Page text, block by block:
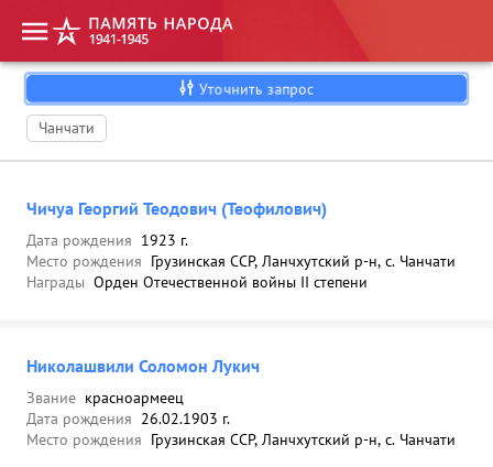
Уточнить запрос
Чанчати
Чичуа Георгий Теодович (Теофилович)
Дата рождения 1923 г.
Место рождения Грузинская ССР, Ланчхутский р-н, с. Чанчати
Награды Орден Отечественной войны II степени
Николашвили Соломон Лукич
Звание красноармеец
Дата рождения 26.02.1903 г.
Место рождения Грузинская ССР, Ланчхутский р-н, с. Чанчати